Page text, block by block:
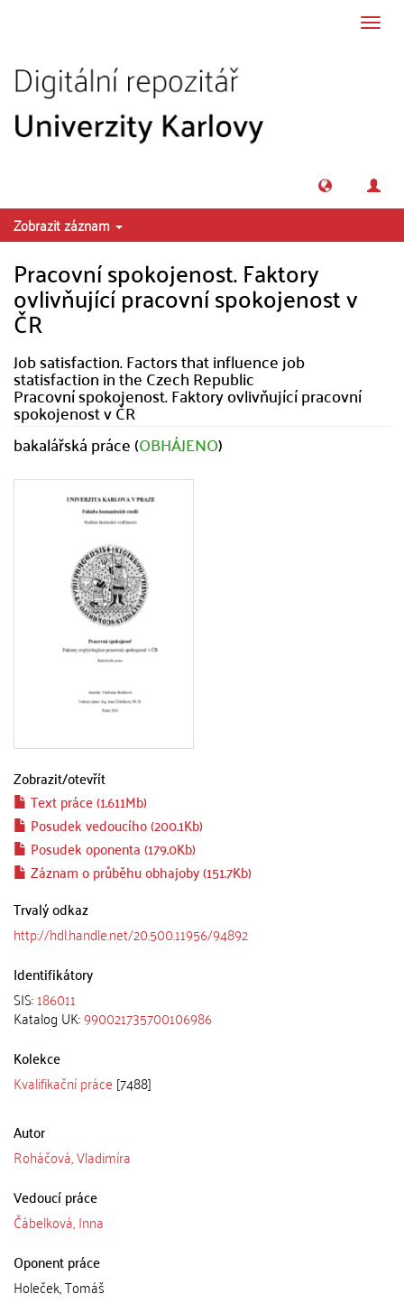
Zobrazit záznam
Pracovní spokojenost. Faktory
ovlivňující pracovní spokojenost v
ČR
Job satisfaction. Factors that influence job
statisfaction in the Czech Republic
Pracovní spokojenost. Faktory ovlivňující pracovní
spokojenost v ČR
bakalářská práce (OBHÁJENO)
Zobrazit/otevřít
Text práce (1.611Mb)
Posudek vedoucího (200.1Kb)
Posudek oponenta (179.0Kb)
Záznam o průběhu obhajoby (151.7Kb)
Trvalý odkaz
http://hdl.handle.net/20.500.11956/94892
Identifikátory
SIS:186011
Katalog UK:990021735700106986
Kolekce
Kvalifikační práce [7488]
Autor
Roháčová, Vladimíra
Vedoucí práce
Čábelková, Inna
Oponent práce
Holeček, Tomáš